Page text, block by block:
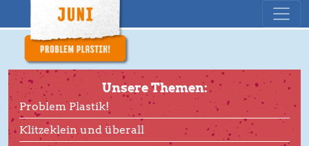
Unsere Themen:
Problem Plastik!
Klitzeklein und überall